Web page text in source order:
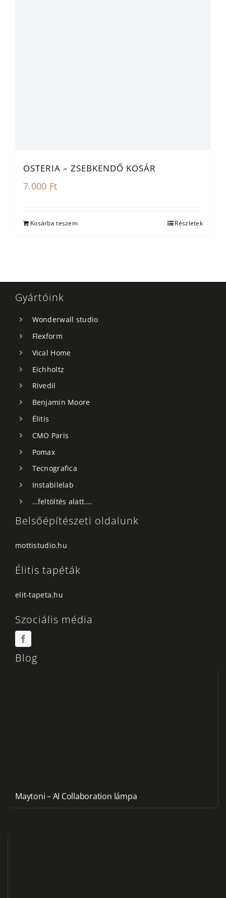
OSTERIA – ZSEBKENDŐ KOSÁR
7.000 Ft
Kosárba teszem Részletek
Gyártóink
Wonderwall studio
Flexform
Vical Home
Eichholtz
Rivedil
Benjamin Moore
Élitis
CMO Paris
Pomax
Tecnografica
Instabilelab
…feltöltés alatt….
Belsőépítészeti oldalunk
mottistudio.hu
Élitis tapéták
elit-tapeta.hu
Szociális média
Blog
Maytoni – AI Collaboration lámpa